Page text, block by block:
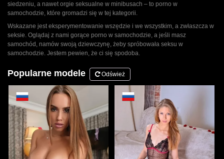
siedzeniu, a nawet orgie seksualne w minibusach – to porno w
samochodzie, które gromadzi się w tej kategorii.
Wskazane jest eksperymentowanie wszędzie i we wszystkim, a zwłaszcza w
seksie. Oglądaj z nami gorące porno w samochodzie, a jeśli masz
samochód, namów swoją dziewczynę, żeby spróbowała seksu w
samochodzie. Jestem pewien, że ci się spodoba.
Popularne modele Odśwież